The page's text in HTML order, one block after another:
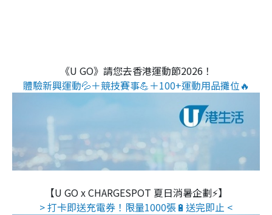
《U GO》請您去香港運動節2026！
體驗新興運動💦＋競技賽事💪＋100+運動用品攤位🔥
【U GO x CHARGESPOT 夏日消暑企劃⚡】
> 打卡即送充電券！限量1000張🔋送完即止 <